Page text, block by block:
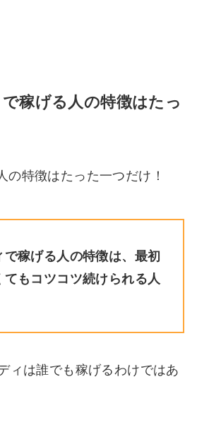
稼げる人の特徴はたっ
稼げる人の特徴は、最初
てもコツコツ続けられる人
ィは誰でも稼げるわけではあ